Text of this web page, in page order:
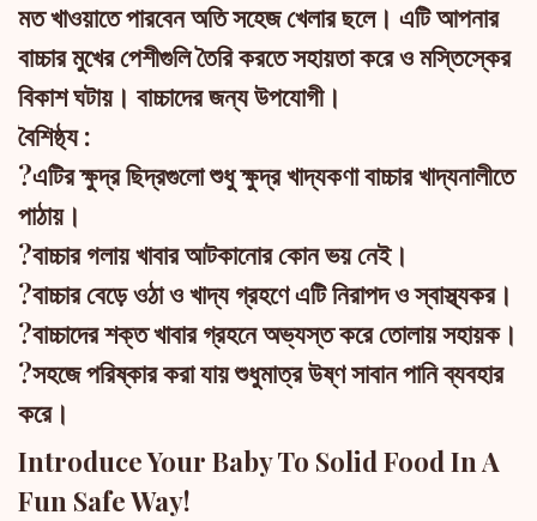
মত খাওয়াতে পারবেন অতি সহেজ খেলার ছলে। এটি আপনার
বাচ্চার মুখের পেশীগুলি তৈরি করতে সহায়তা করে ও মস্তিস্কের
বিকাশ ঘটায়। বাচ্চাদের জন্য উপযোগী।
বৈশিষ্ঠ্য :
?এটির ক্ষুদ্র ছিদ্রগুলো শুধু ক্ষুদ্র খাদ্যকণা বাচ্চার খাদ্যনালীতে
পাঠায়।
?বাচ্চার গলায় খাবার আটকানোর কোন ভয় নেই।
?বাচ্চার বেড়ে ওঠা ও খাদ্য গ্রহণে এটি নিরাপদ ও স্বাস্থ্যকর।
?বাচ্চাদের শক্ত খাবার গ্রহনে অভ্যস্ত করে তোলায় সহায়ক।
?সহজে পরিষ্কার করা যায় শুধুমাত্র উষ্ণ সাবান পানি ব্যবহার
করে।
Introduce Your Baby To Solid Food In A
Fun Safe Way!